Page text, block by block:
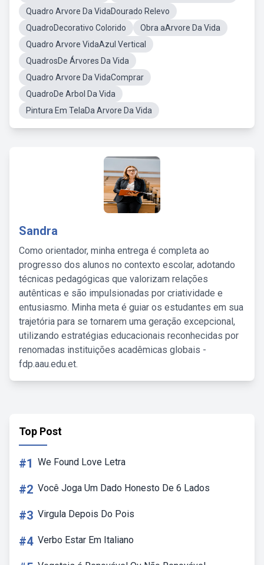
Quadro Arvore Da VidaDourado Relevo
QuadroDecorativo Colorido
Obra aArvore Da Vida
Quadro Arvore VidaAzul Vertical
QuadrosDe Árvores Da Vida
Quadro Arvore Da VidaComprar
QuadroDe Arbol Da Vida
Pintura Em TelaDa Arvore Da Vida
Sandra
Como orientador, minha entrega é completa ao
progresso dos alunos no contexto escolar, adotando
técnicas pedagógicas que valorizam relações
autênticas e são impulsionadas por criatividade e
entusiasmo. Minha meta é guiar os estudantes em sua
trajetória para se tornarem uma geração excepcional,
utilizando estratégias educacionais reconhecidas por
renomadas instituições acadêmicas globais -
fdp.aau.edu.et.
Top Post
#1 We Found Love Letra
#2 Você Joga Um Dado Honesto De 6 Lados
#3 Virgula Depois Do Pois
#4 Verbo Estar Em Italiano